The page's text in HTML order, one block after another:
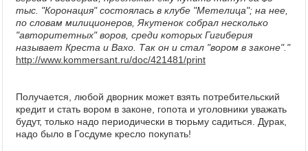
тыс. "Коронация" состоялась в клубе "Метелица"; на нее,
по словам милиционеров, Якутенок собрал несколько
"авторитетных" воров, среди которых Гигиберия
называет Креста и Вахо. Так он и стал "вором в законе"."
http://www.kommersant.ru/doc/421481/print
Получается, любой дворник может взять потребительский
кредит и стать вором в законе, гопота и уголовники уважать
будут, только надо периодически в тюрьму садиться. Дурак,
надо было в Госдуме кресло покупать!